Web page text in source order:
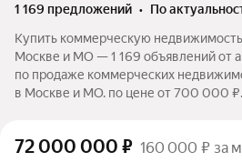
1 169 предложений •
по
Купить коммерческую
Москве и МО — 1 169 объявлений от
по продаже коммерческих
в Москве и МО. по цене от 700 000 ₽.
72 000 000 ₽ 160 000 ₽ за